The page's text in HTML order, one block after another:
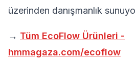
üzerinden danışmanlık
→ Tüm EcoFlow Ürünleri -
hmmagaza.com/ecoflow